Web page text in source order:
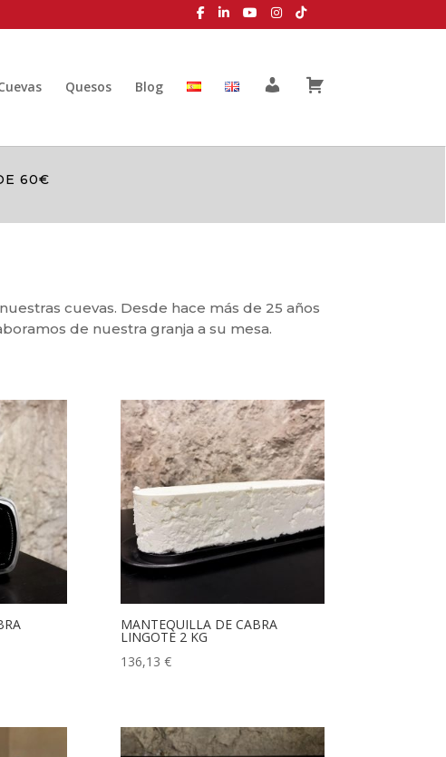
Quesos Blog
n
C
t
60€
cuevas. Desde hace más de 25 años
de nuestra granja a su mesa.
MANTEQUILLA DE CABRA
LINGOTE 2 KG
136,13€